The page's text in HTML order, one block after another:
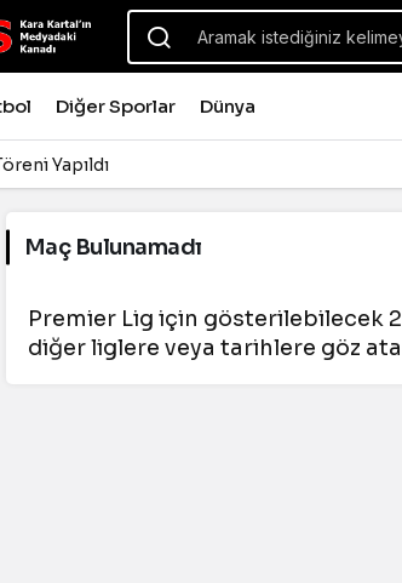
Diğer Sporlar Dünya
Yapıldı
Maç Bulunamadı
Premier Lig için gösterilebilecek
diğer liglere veya tarihlere göz